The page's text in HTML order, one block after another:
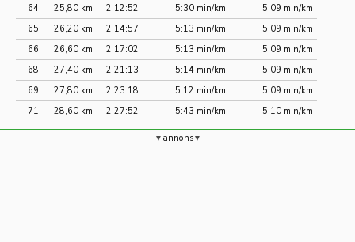
64
25,80 km 2:12:52 5:30 min/km
5:09 min/km
65
26,20 km 2:14:57 5:13 min/km
5:09 min/km
66
26,60 km 2:17:02 5:13 min/km
5:09 min/km
68
27,40 km 2:21:13 5:14 min/km
5:09 min/km
69
27,80 km 2:23:18 5:12 min/km
5:09 min/km
71
28,60 km 2:27:52 5:43 min/km 5:10 min/km
annons